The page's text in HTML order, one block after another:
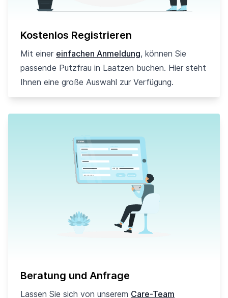
Kostenlos Registrieren
Mit einer einfachen Anmeldung, können Sie
passende Putzfrau in Laatzen buchen. Hier steht
Ihnen eine große Auswahl zur Verfügung.
Beratung und Anfrage
Lassen Sie sich von unserem Care-Team